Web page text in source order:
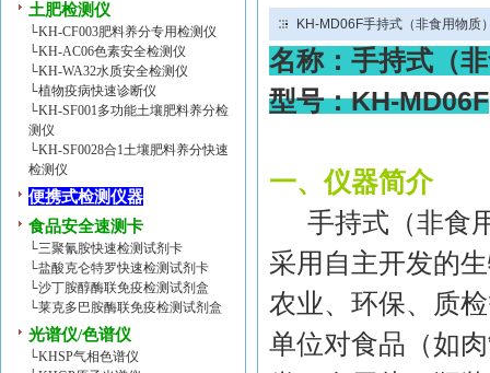
土肥检测仪
└KH-CF003肥料养分专用检测仪
└KH-AC06色素安全检测仪
└KH-WA32水质安全检测仪
└植物疫病快速诊断仪
└KH-SF001多功能土壤肥料养分检
测仪
└KH-SF0028合1土壤肥料养分快速
检测仪
便携式检测仪器
食品安全速测卡
└三聚氰胺快速检测试剂卡
└盐酸克仑特罗快速检测试剂卡
└沙丁胺醇酶联免疫检测试剂盒
└莱克多巴胺酶联免疫检测试剂盒
光谱仪/色谱仪
└KHSP气相色谱仪
KH-MD06F手持式（非食用物质
名称： 手持式（
型号：KH-MD06F
一、仪器简介
手持式（非食
采用自主开发的
农业、环保、质
单位对食品（如